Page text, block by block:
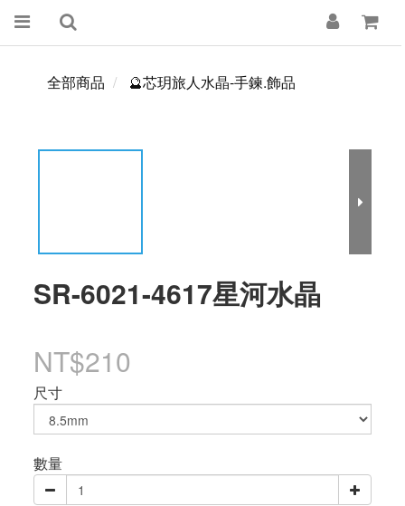
全部商品 🔮芯玥旅人水晶-手鍊.飾品
SR-6021-4617星河水晶
NT$210
尺寸
數量